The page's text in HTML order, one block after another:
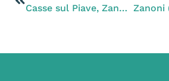
Casse sul Piave, Zanoni (PD): “Smascherato Bottacin, progetto nelle Grave di Ciano incompatibile con tempistiche e sostenibilità del Recovery Fund”